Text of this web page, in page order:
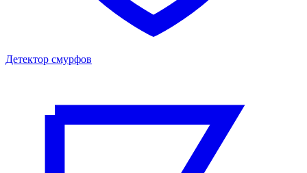
Детектор смурфов